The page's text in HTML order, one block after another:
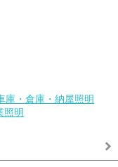
庫・倉庫・納屋照明
照明